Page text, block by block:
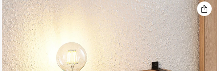
het
einde
van
de
afbeeldingen-
gallerij